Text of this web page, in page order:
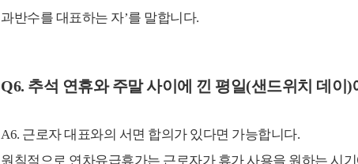
과반수를 대표하는 자’를 말합니다.
Q6. 추석 연휴와 주말 사이에 낀 평일(샌드위치 데
A6. 근로자 대표와의 서면 합의가 있다면 가능합니다.
원칙적으로 연차유급휴가는 근로자가 휴가 사용을 원하는 시